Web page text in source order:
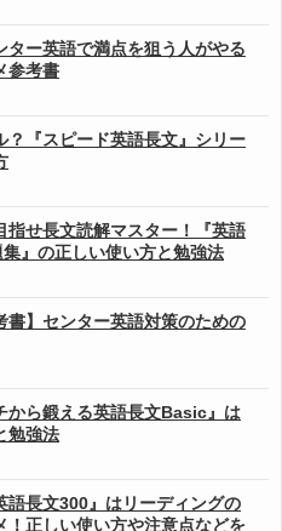
ター英語で満点を狙う人がやる
参考書
？『スピード英語長文』シリー
指せ長文読解マスター！『英語
』の正しい使い方と勉強法
書】センター英語対策のための
から鍛える英語長文Basic』は
勉強法
語長文300』はリーディングの
！正しい使い方や注意点などを